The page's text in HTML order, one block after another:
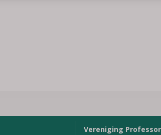
Vereniging